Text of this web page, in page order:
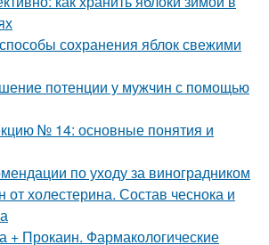
сохранения яблок свежими
потенции у мужчин с помощью
№ 14: основные понятия и
по уходу за виноградником
от холестерина. Состав чеснока и
+ Прокаин. Фармакологические